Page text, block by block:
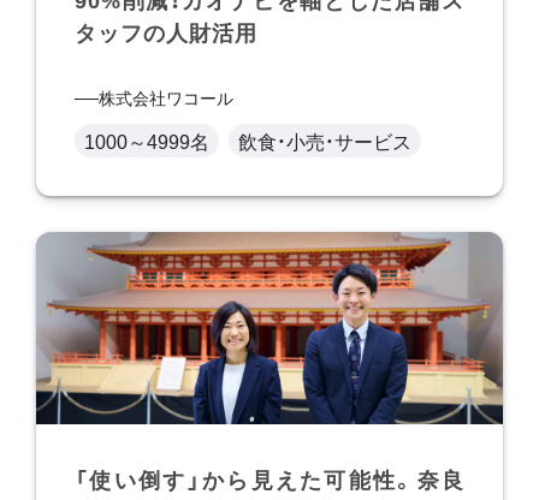
タッフの人財活用
株式会社ワコール
1000～4999名 飲食・小売・サービス
「使い倒す」から見えた可能性。奈良